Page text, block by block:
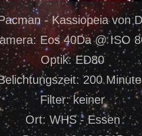
- Kassiopeia von
Eos 40Da @ ISO
Optik: ED80
200
Filter: keiner
Ort: WHS - Essen